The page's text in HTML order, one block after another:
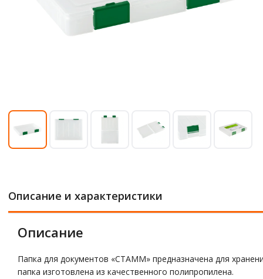
Описание и характеристики
Описание
Папка для документов «СТАММ» предназначена для
папка изготовлена из качественного полипропилена.